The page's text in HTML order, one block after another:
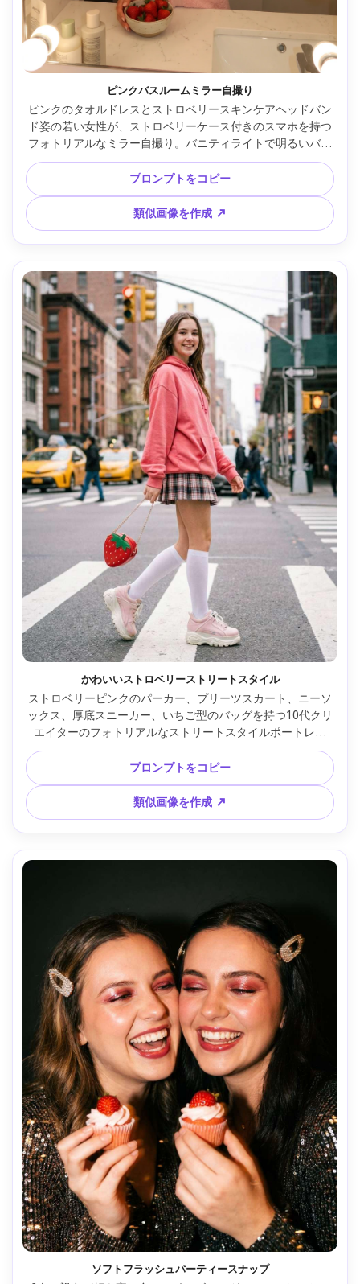
ピンクバスルームミラー自撮り
ピンクのタオルドレスとストロベリースキンケアヘッドバン
ド姿の若い女性が、ストロベリーケース付きのスマホを持つ
フォトリアルなミラー自撮り。バニティライトで明るいバス
ルーム、グロッシーリップオイル、ツヤ肌、カウンターにイ
チゴの小鉢、わずかなフラッシュ反射、28mm視点、高解像
度、モダンでクリーンな美的 --ar 4:5
プロンプトをコピー
類似画像を作成 ↗
かわいいストロベリーストリートスタイル
ストロベリーピンクのパーカー、プリーツスカート、ニーソ
ックス、厚底スニーカー、いちご型のバッグを持つ10代クリ
エイターのフォトリアルなストリートスタイルポートレー
ト。街中の横断歩道背景はソフトにボケて、曇天の柔らかな
光、Sony A7III 35mm f/1.8、クリスプなディテール、トレン
ド感あるY2Kかわいい雰囲気、ビビッドで柔らかなカラーグ
レーディング --ar 4:5
プロンプトをコピー
類似画像を作成 ↗
ソフトフラッシュパーティースナップ